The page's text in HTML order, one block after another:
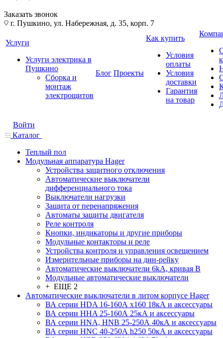
Заказать звонок
г. Пушкино, ул. Набережная, д. 35, корп. 7
Услуги
Услуги электрика в
Пушкино
Сборка и
монтаж
электрощитов
Блог Проекты
Как купить
Условия
оплаты
Условия
доставки
Гарантия
на товар
Войти
Каталог
Теплый пол
Модульная аппаратура Hager
Устройства защитного отключения
Автоматические выключатели
дифференциального тока
Выключатели нагрузки
Защита от перенапряжения
Автоматы защиты двигателя
Реле контроля
Кнопки, индикаторы и другие приборы
Модульные контакторы и реле
Устройства контроля и управления освещением
Измерительные приборы на дин-рейку
Автоматические выключатели 6kA, кривая В
Модульные автоматические выключатели
+ ЕЩЕ 2
Автоматические выключатели в литом корпусе Hager
ВА серии HDA 16-160А x160 18кА и аксессуары
ВА серии HHA 25-160А 25кА и аксессуары
ВА серии HNA, HNB 25-250А 40кА и аксессуары
ВА серии HNC 40-250А h250 50кА и аксессуары